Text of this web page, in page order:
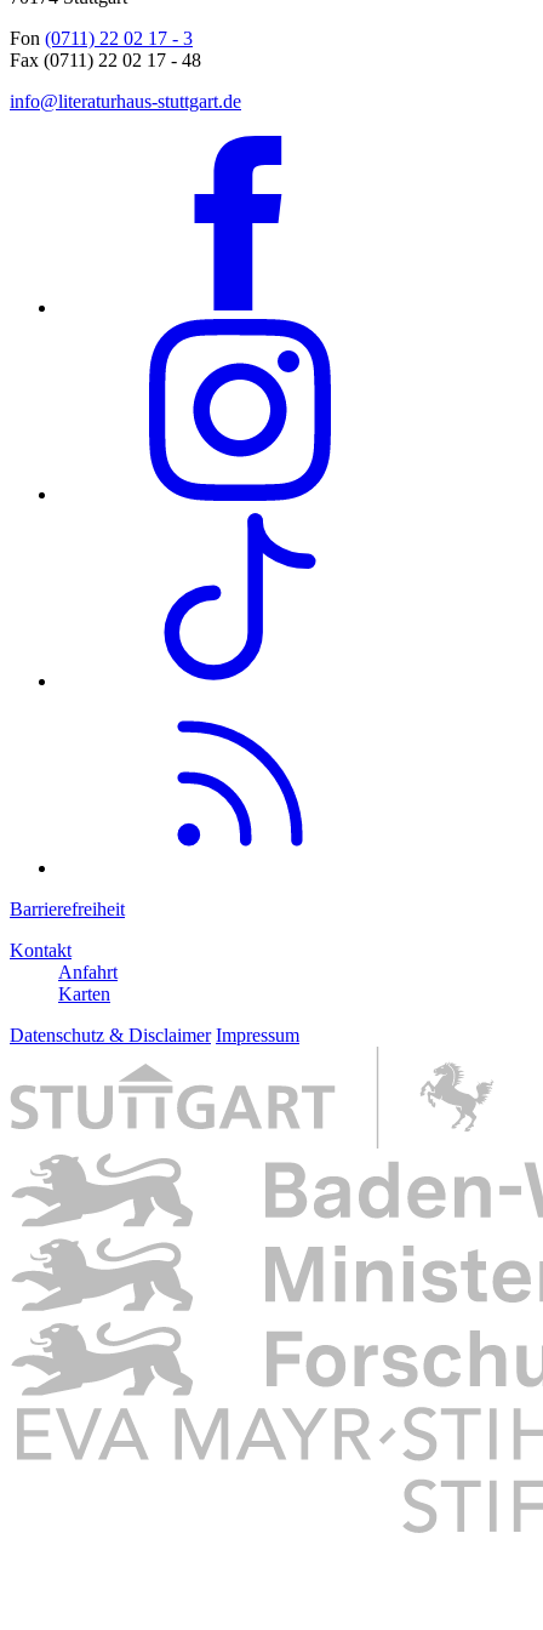
Fon (0711) 22 02 17 - 3
Fax (0711) 22 02 17 - 48
info@literaturhaus-stuttgart.de
Barrierefreiheit
Kontakt
Anfahrt
Karten
Datenschutz & Disclaimer Impressum